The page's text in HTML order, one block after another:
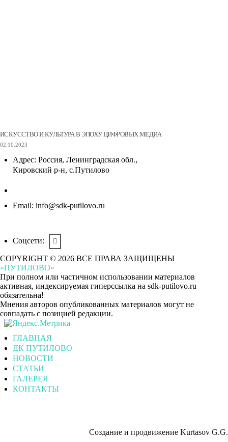
ИСКУССТВО И КУЛЬТУРА В ЭПОХУ ЦИФРОВЫХ МЕДИА
02.10.2023
Адрес: Россия, Ленинградская обл.,
Кировский р-н, с.Путилово
Email: info@sdk-putilovo.ru
Соцсети:
COPYRIGHT © 2026 ВСЕ ПРАВА ЗАЩИЩЕНЫ
«ПУТИЛОВО»
При полном или частичном использовании материалов
активная, индексируемая гиперссылка на sdk-putilovo.ru
обязательна!
Мнения авторов опубликованных материалов могут не
совпадать с позицией редакции.
ГЛАВНАЯ
ДК ПУТИЛОВО
НОВОСТИ
СТАТЬИ
ГАЛЕРЕЯ
КОНТАКТЫ
Создание и продвижение Kurtasov G.G.